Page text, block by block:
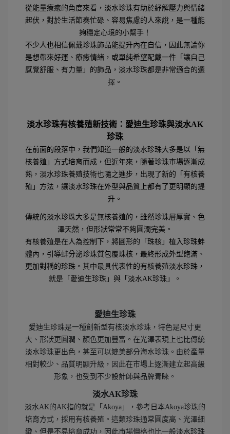
從能量療癒的角度來看，淡水珍珠有助於紓解壓力與情緒
起伏，對於生活節奏忙碌、容易焦慮的人來說，是一種能
夠穩定心境的小幫手！
不少人也相信佩戴珍珠飾品能提升內在自信，因此無論你
是想帶來好運、療癒情緒，或單純希望配戴一件「讓自己
感覺舒服、有力量」的飾品，淡水珍珠都是非常適合的選
擇。
淡水珍珠有核養殖新技術：愛迪生珍珠與淡水AK
珍珠
在前面的段落中，我們知道一般的淡水珍珠大多是以「無
核養殖」方式培育而成，但近年來，隨著珍珠市場逐漸成
熟，淡水珍珠養殖技術也隨之進步，出現了新的「有核養
殖」方法，讓淡水珍珠在外型與品質上都有了更明顯的提
升。
傳統的淡水珍珠大多是無核養殖的，雖然珍珠層厚實、色
澤天然，但形狀常常不夠圓潤完美。
有核養殖是在人為控制下，將圓形的「珠核」植入珍珠蚌
體內，引導蚌分泌珍珠質包覆珠核，最終形成外型飽滿、
更加對稱的珍珠。其中最具代表性的有核養殖淡水珍珠，
就是「愛迪生珍珠」與「淡水AK珍珠」。
愛迪生珍珠
愛迪生珍珠是一種創新型有核淡水珍珠，特色是尺寸更
大、形狀更圓潤、顏色更加豐富。在光澤表現上也比傳統
淡水珍珠更出色，甚至可以媲美部分海水珍珠。由於產量
相對較少、品質明顯升級，因此在市場上逐漸建立起高級
形象，也受到不少設計師與品牌青睞。
淡水AK珍珠
淡水AK的AK指的就是「Akoya」，參考日本Akoya珍珠的
培育方式，採用有核養殖。這類珍珠通常圓度高、光澤細
緻、但是不易培育成功，因此市場價格也比一般淡水珍珠